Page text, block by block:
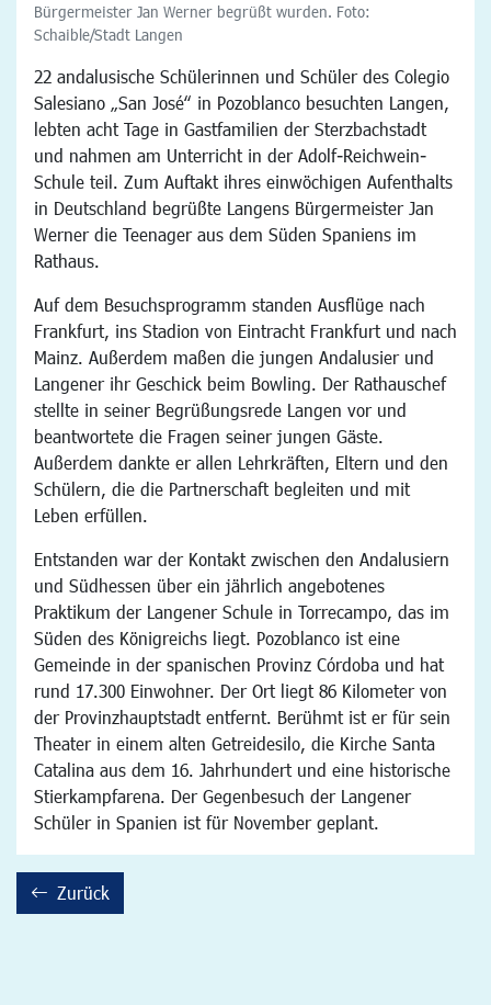
Bürgermeister Jan Werner begrüßt wurden. Foto:
Schaible/Stadt Langen
22 andalusische Schülerinnen und Schüler des Colegio
Salesiano „San José“ in Pozoblanco besuchten Langen,
lebten acht Tage in Gastfamilien der Sterzbachstadt
und nahmen am Unterricht in der Adolf-Reichwein-
Schule teil. Zum Auftakt ihres einwöchigen Aufenthalts
in Deutschland begrüßte Langens Bürgermeister Jan
Werner die Teenager aus dem Süden Spaniens im
Rathaus.
Auf dem Besuchsprogramm standen Ausflüge nach
Frankfurt, ins Stadion von Eintracht Frankfurt und nach
Mainz. Außerdem maßen die jungen Andalusier und
Langener ihr Geschick beim Bowling. Der Rathauschef
stellte in seiner Begrüßungsrede Langen vor und
beantwortete die Fragen seiner jungen Gäste.
Außerdem dankte er allen Lehrkräften, Eltern und den
Schülern, die die Partnerschaft begleiten und mit
Leben erfüllen.
Entstanden war der Kontakt zwischen den Andalusiern
und Südhessen über ein jährlich angebotenes
Praktikum der Langener Schule in Torrecampo, das im
Süden des Königreichs liegt. Pozoblanco ist eine
Gemeinde in der spanischen Provinz Córdoba und hat
rund 17.300 Einwohner. Der Ort liegt 86 Kilometer von
der Provinzhauptstadt entfernt. Berühmt ist er für sein
Theater in einem alten Getreidesilo, die Kirche Santa
Catalina aus dem 16. Jahrhundert und eine historische
Stierkampfarena. Der Gegenbesuch der Langener
Schüler in Spanien ist für November geplant.
backward Zurück